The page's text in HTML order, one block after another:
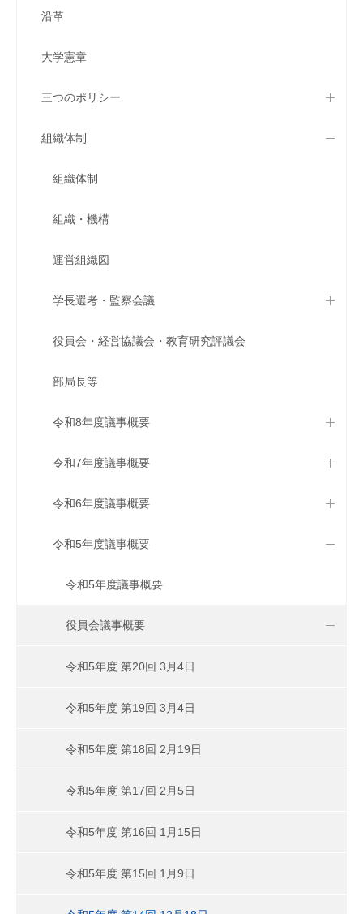
沿革
大学憲章
三つのポリシー
組織体制
組織体制
組織・機構
運営組織図
学長選考・監察会議
役員会・経営協議会・教育研究評議会
部局長等
令和8年度議事概要
令和7年度議事概要
令和6年度議事概要
令和5年度議事概要
令和5年度議事概要
役員会議事概要
令和5年度 第20回 3月4日
令和5年度 第19回 3月4日
令和5年度 第18回 2月19日
令和5年度 第17回 2月5日
令和5年度 第16回 1月15日
令和5年度 第15回 1月9日